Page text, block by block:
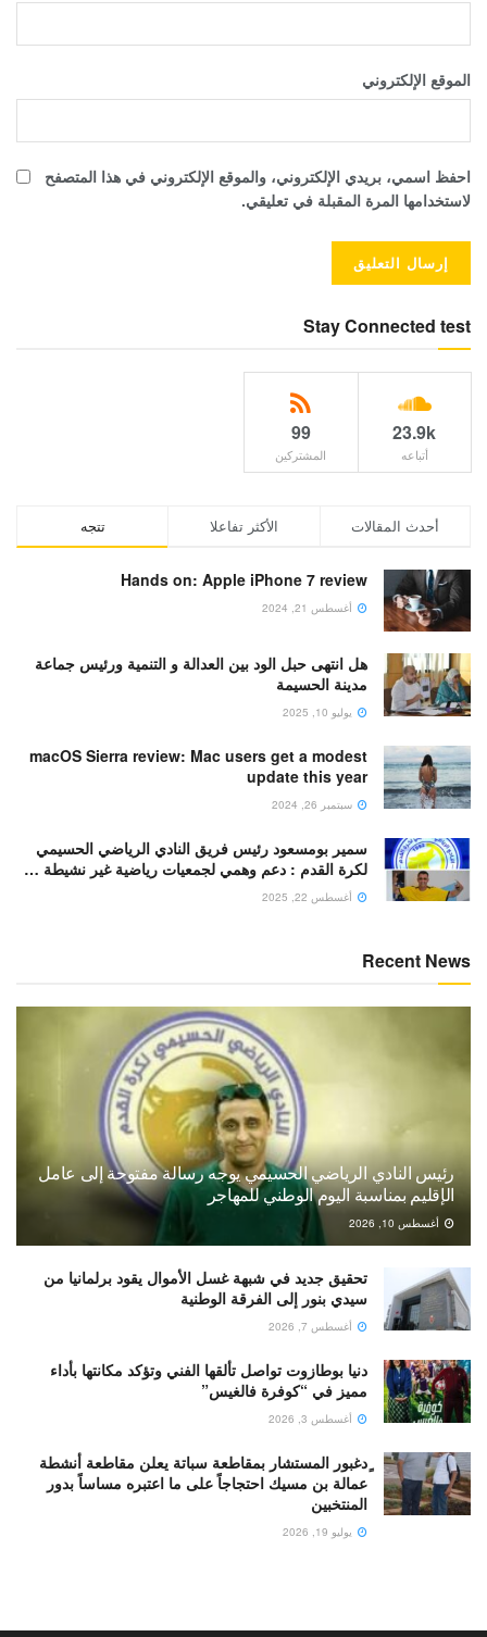
الموقع الإلكتروني
احفظ اسمي، بريدي الإلكتروني، والموقع الإلكتروني في هذا المتصفح
لاستخدامها المرة المقبلة في تعليقي.
Stay Connected test
23.9k
أتباعه
99
المشتركين
تتجه الأكثر تفاعلا أحدث المقالات
Hands on: Apple iPhone 7 review
أغسطس 21, 2024
هل انتهى حبل الود بين العدالة و التنمية ورئيس جماعة
مدينة الحسيمة
يوليو 10, 2025
macOS Sierra review: Mac users get a modest
update this year
سبتمبر 26, 2024
سمير بومسعود رئيس فريق النادي الرياضي الحسيمي
لكرة القدم : دعم وهمي لجمعيات رياضية غير نشيطة …
أغسطس 22, 2025
Recent News
رئيس النادي الرياضي الحسيمي يوجه رسالة مفتوحة إلى عامل
الإقليم بمناسبة اليوم الوطني للمهاجر
أغسطس 10, 2026
تحقيق جديد في شبهة غسل الأموال يقود برلمانيا من
سيدي بنور إلى الفرقة الوطنية
أغسطس 7, 2026
دنيا بوطازوت تواصل تألقها الفني وتؤكد مكانتها بأداء
مميز في “كوفرة فالغيس”
أغسطس 3, 2026
ٍدغبور المستشار بمقاطعة سباتة يعلن مقاطعة أنشطة
عمالة بن مسيك احتجاجاً على ما اعتبره مساساً بدور
المنتخبين
يوليو 19, 2026